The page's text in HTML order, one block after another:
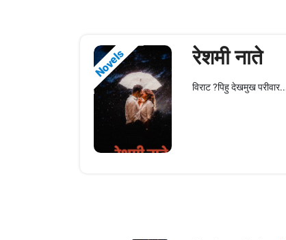
Novels रेशमी नाते
विराट ?पिहु दे‌खमुख